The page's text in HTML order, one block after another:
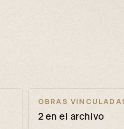
OBRAS
2 en el archivo